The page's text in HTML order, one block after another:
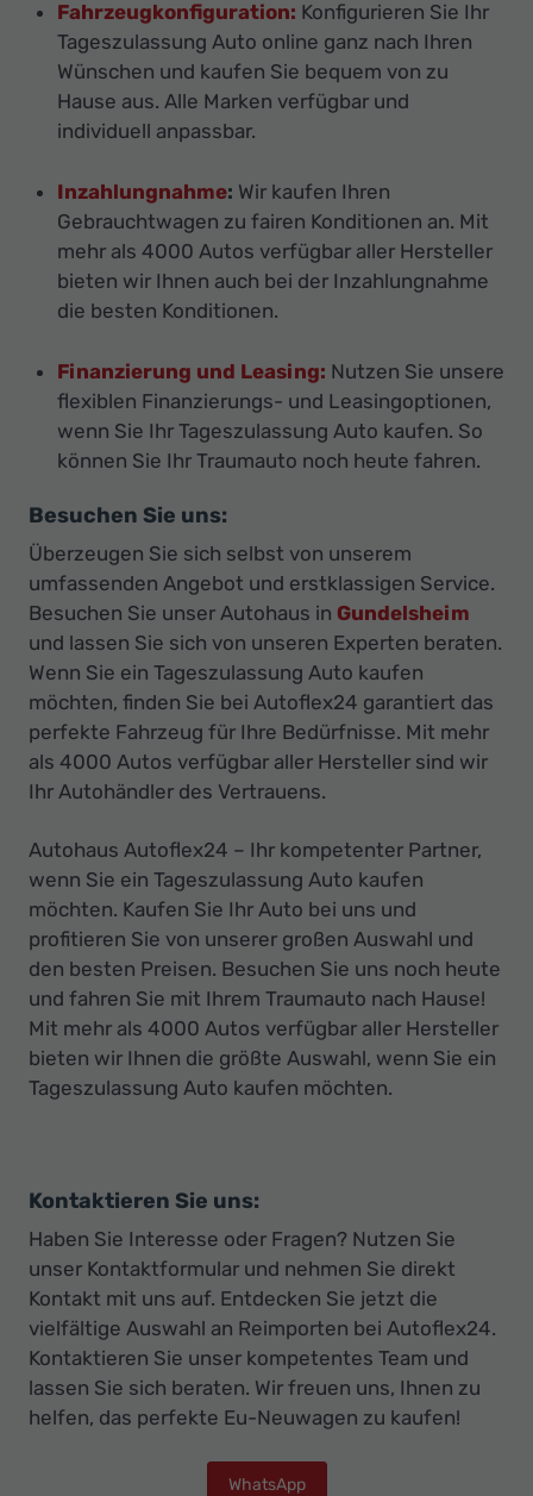
Fahrzeugkonfiguration: Konfigurieren Sie Ihr
Tageszulassung Auto online ganz nach Ihren
Wünschen und kaufen Sie bequem von zu
Hause aus. Alle Marken verfügbar und
individuell anpassbar.
Inzahlungnahme: Wir kaufen Ihren
Gebrauchtwagen zu fairen Konditionen an. Mit
mehr als 4000 Autos verfügbar aller Hersteller
bieten wir Ihnen auch bei der Inzahlungnahme
die besten Konditionen.
Finanzierung und Leasing: Nutzen Sie unsere
flexiblen Finanzierungs- und Leasingoptionen,
wenn Sie Ihr Tageszulassung Auto kaufen. So
können Sie Ihr Traumauto noch heute fahren.
Besuchen Sie uns:
Überzeugen Sie sich selbst von unserem
umfassenden Angebot und erstklassigen Service.
Besuchen Sie unser Autohaus in Gundelsheim
und lassen Sie sich von unseren Experten beraten.
Wenn Sie ein Tageszulassung Auto kaufen
möchten, finden Sie bei Autoflex24 garantiert das
perfekte Fahrzeug für Ihre Bedürfnisse. Mit mehr
als 4000 Autos verfügbar aller Hersteller sind wir
Ihr Autohändler des Vertrauens.
Autohaus Autoflex24 – Ihr kompetenter Partner,
wenn Sie ein Tageszulassung Auto kaufen
möchten. Kaufen Sie Ihr Auto bei uns und
profitieren Sie von unserer großen Auswahl und
den besten Preisen. Besuchen Sie uns noch heute
und fahren Sie mit Ihrem Traumauto nach Hause!
Mit mehr als 4000 Autos verfügbar aller Hersteller
bieten wir Ihnen die größte Auswahl, wenn Sie ein
Tageszulassung Auto kaufen möchten.
Kontaktieren Sie uns:
Haben Sie Interesse oder Fragen? Nutzen Sie
unser Kontaktformular und nehmen Sie direkt
Kontakt mit uns auf. Entdecken Sie jetzt die
vielfältige Auswahl an Reimporten bei Autoflex24.
Kontaktieren Sie unser kompetentes Team und
lassen Sie sich beraten. Wir freuen uns, Ihnen zu
helfen, das perfekte Eu-Neuwagen zu kaufen!
WhatsApp